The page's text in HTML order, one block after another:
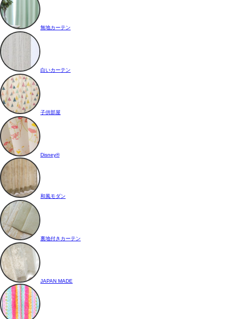
無地カーテン
白いカーテン
子供部屋
Disney®
和風モダン
裏地付きカーテン
JAPAN MADE